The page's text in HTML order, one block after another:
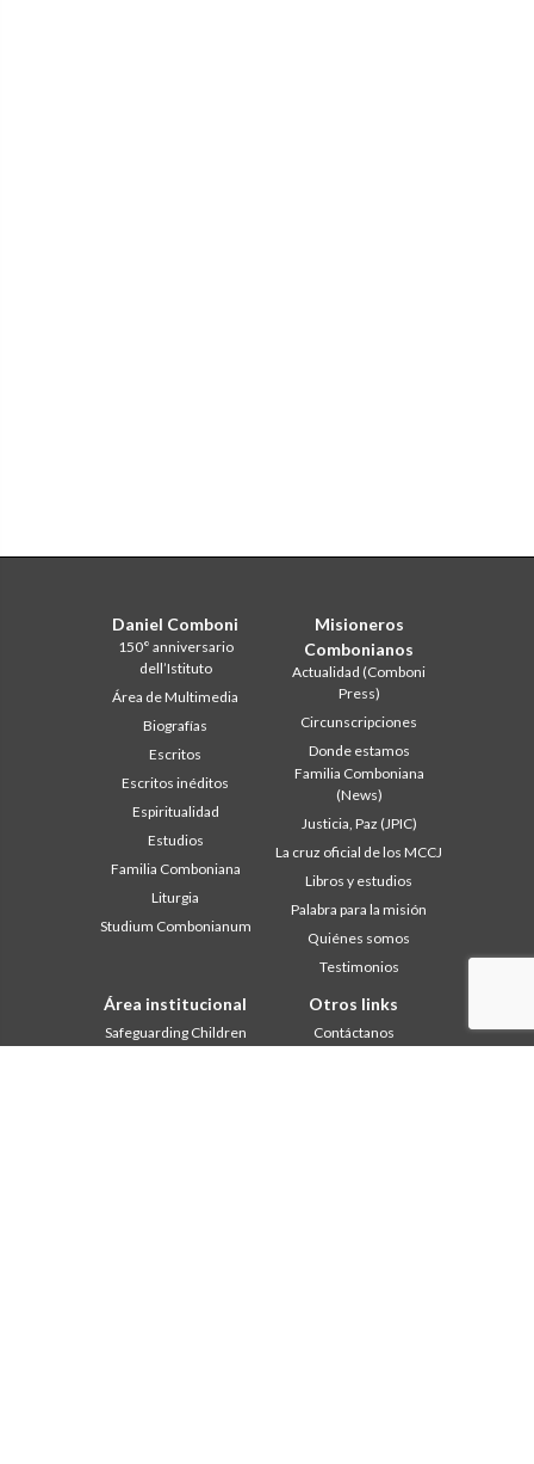
Daniel Comboni
150° anniversario
dell’Istituto
Área de Multimedia
Biografías
Escritos
Escritos inéditos
Espiritualidad
Estudios
Familia Comboniana
Liturgia
Studium Combonianum
Misioneros
Combonianos
Actualidad (Comboni
Press)
Circunscripciones
Donde estamos
Familia Comboniana
(News)
Justicia, Paz (JPIC)
La cruz oficial de los MCCJ
Libros y estudios
Palabra para la misión
Quiénes somos
Testimonios
Área institucional
Safeguarding Children
Otros links
Contáctanos